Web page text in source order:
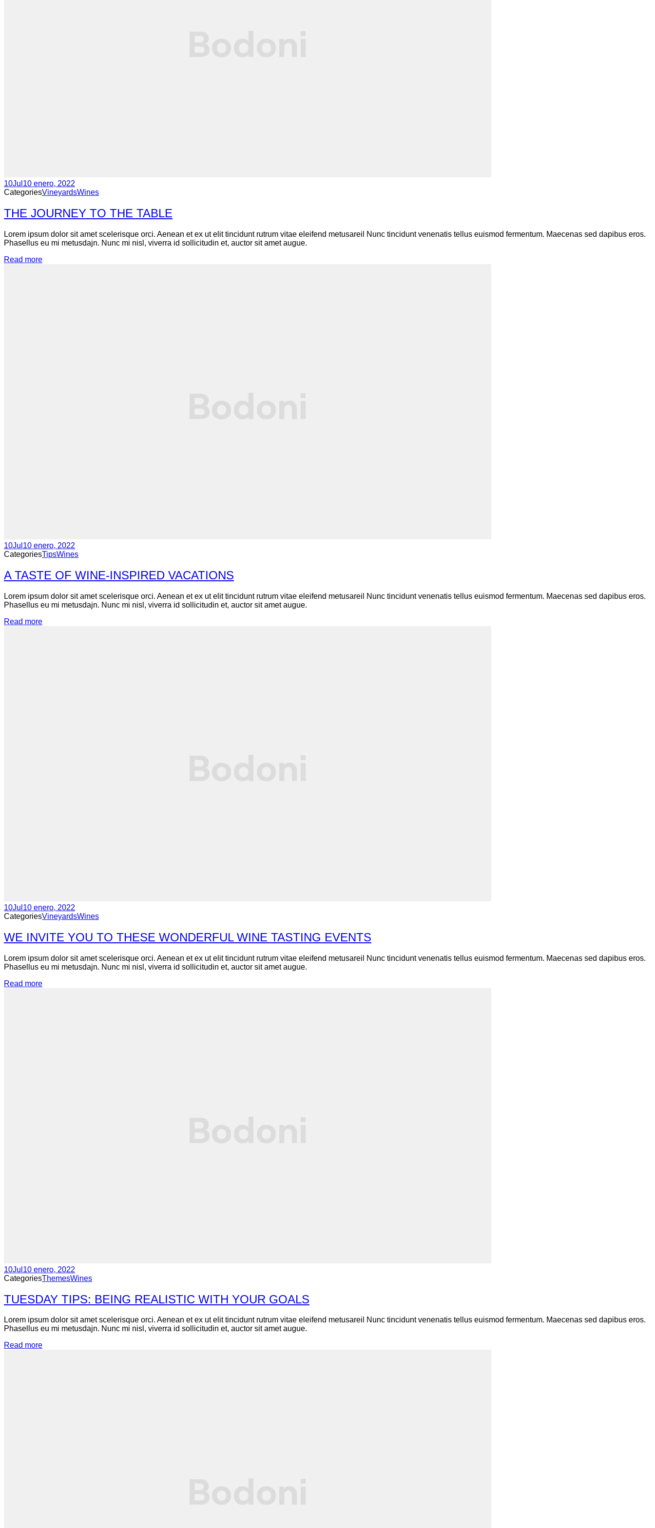
10Jul 10 enero, 2022
CategoriesVineyardsWines
THE JOURNEY TO THE TABLE
Lorem ipsum dolor sit amet scelerisque orci. Aenean et ex ut elit tincidunt rutrum vitae eleifend metusareil Nunc tincidunt venenatis tellus euismod fermentum. Maecenas sed dapibus eros.
Phasellus eu mi metusdajn. Nunc mi nisl, viverra id sollicitudin et, auctor sit amet augue.
Read more
10Jul 10 enero, 2022
CategoriesTipsWines
A TASTE OF WINE-INSPIRED VACATIONS
Lorem ipsum dolor sit amet scelerisque orci. Aenean et ex ut elit tincidunt rutrum vitae eleifend metusareil Nunc tincidunt venenatis tellus euismod fermentum. Maecenas sed dapibus eros.
Phasellus eu mi metusdajn. Nunc mi nisl, viverra id sollicitudin et, auctor sit amet augue.
Read more
10Jul 10 enero, 2022
CategoriesVineyardsWines
WE INVITE YOU TO THESE WONDERFUL WINE TASTING EVENTS
Lorem ipsum dolor sit amet scelerisque orci. Aenean et ex ut elit tincidunt rutrum vitae eleifend metusareil Nunc tincidunt venenatis tellus euismod fermentum. Maecenas sed dapibus eros.
Phasellus eu mi metusdajn. Nunc mi nisl, viverra id sollicitudin et, auctor sit amet augue.
Read more
10Jul 10 enero, 2022
CategoriesThemesWines
TUESDAY TIPS: BEING REALISTIC WITH YOUR GOALS
Lorem ipsum dolor sit amet scelerisque orci. Aenean et ex ut elit tincidunt rutrum vitae eleifend metusareil Nunc tincidunt venenatis tellus euismod fermentum. Maecenas sed dapibus eros.
Phasellus eu mi metusdajn. Nunc mi nisl, viverra id sollicitudin et, auctor sit amet augue.
Read more